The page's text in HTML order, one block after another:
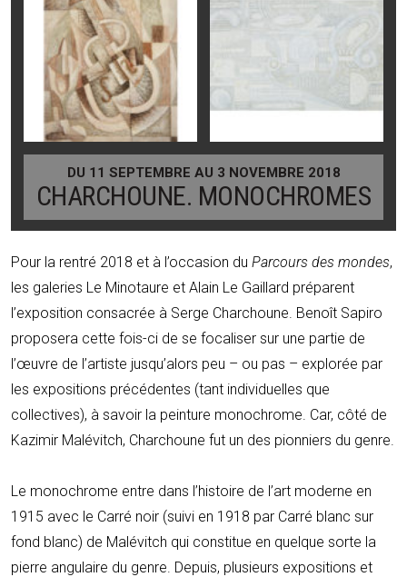
DU 11 SEPTEMBRE AU 3 NOVEMBRE 2018
CHARCHOUNE. MONOCHROMES
Pour la rentré 2018 et à l’occasion du Parcours des mondes,
les galeries Le Minotaure et Alain Le Gaillard préparent
l’exposition consacrée à Serge Charchoune. Benoît Sapiro
proposera cette fois-ci de se focaliser sur une partie de
l’œuvre de l’artiste jusqu’alors peu – ou pas – explorée par
les expositions précédentes (tant individuelles que
collectives), à savoir la peinture monochrome. Car, côté de
Kazimir Malévitch, Charchoune fut un des pionniers du genre.
Le monochrome entre dans l’histoire de l’art moderne en
1915 avec le Carré noir (suivi en 1918 par Carré blanc sur
fond blanc) de Malévitch qui constitue en quelque sorte la
pierre angulaire du genre. Depuis, plusieurs expositions et